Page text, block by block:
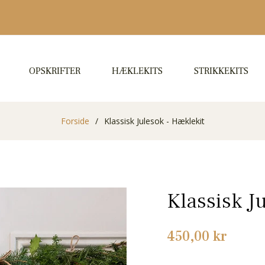
OPSKRIFTER HÆKLEKITS STRIKKEKITS
Forside / Klassisk Julesok - Hæklekit
Klassisk
Normalpris
450,00 kr